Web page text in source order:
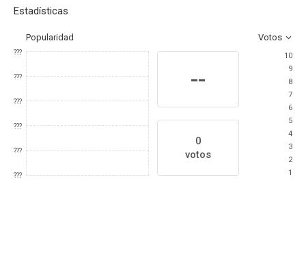
Estadísticas
Popularidad Votos
???
???
???
???
???
???
--
0
votos
10
9
8
7
6
5
4
3
2
1